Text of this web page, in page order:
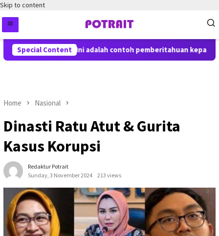
Skip to content
Special ContentIni adalah contoh pemberitahuan kepada
Home Nasional
Dinasti Ratu Atut & Gurita
Kasus Korupsi
Redaktur Potrait
Sunday, 3 November 2024
213 views